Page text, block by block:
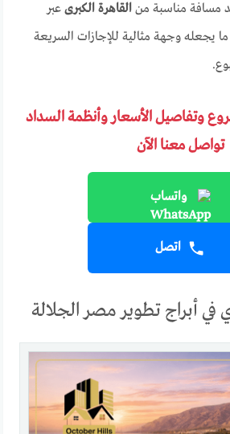
مسافة مناسبة منالقاهرة الكبرى عبر
يجعله وجهة مثالية للإجازات السريعة
وتفاصيل الأسعار وأنظمة السداد
تواصل معنا الآن
واتساب
اتصل
في أبراج تطوير مصر الجلالة